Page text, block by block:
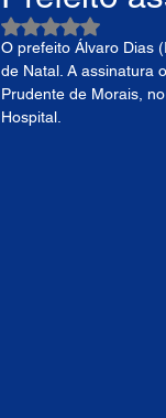
Avaliado com
O prefeito Álvaro Dias
de Natal. A assinatura
Prudente de Morais,
Hospital.